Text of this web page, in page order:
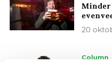
20
Column